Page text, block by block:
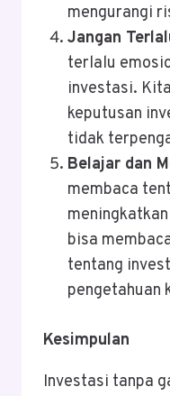
mengurangi
Jangan
terlalu
investasi.
keputusan
tidak
Belajar dan
membaca
bisa
tentang
pengetahuan
Kesimpulan
Investasi tanpa